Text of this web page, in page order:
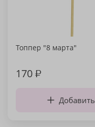
Топпер "8 марта"
170₽
Добавить